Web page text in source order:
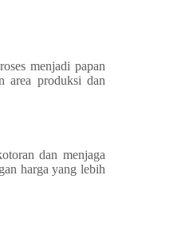
menjadi papan
area produksi dan
dan menjaga
harga yang lebih